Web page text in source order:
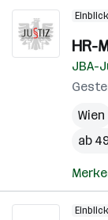
HR-
JBA-
Wien
ab